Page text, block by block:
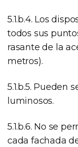
5.1.b.4. Los
todos sus
rasante de la
metros).
5.1.b.5. Pueden
luminosos.
5.1.b.6. No se
cada fachada